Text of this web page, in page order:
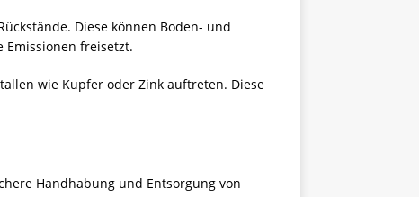
Diese können Boden- und
Emissionen freisetzt.
wie Kupfer oder Zink auftreten. Diese
Handhabung und Entsorgung von